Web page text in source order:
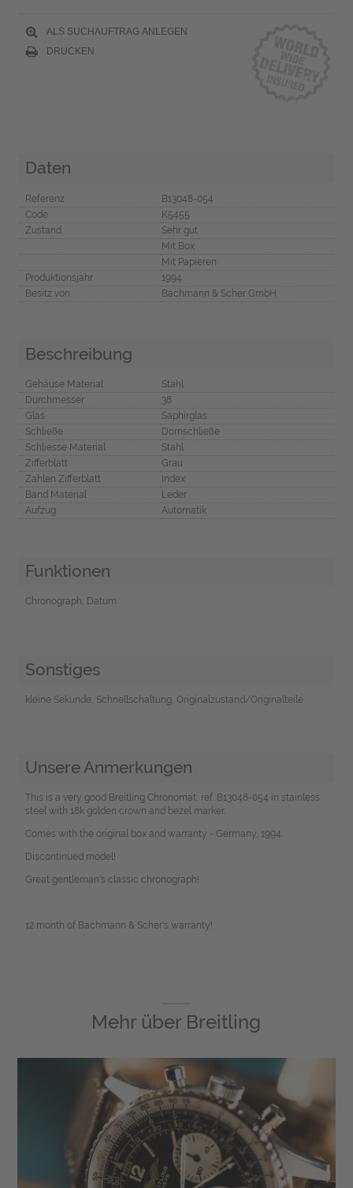
ALS SUCHAUFTRAG ANLEGEN
DRUCKEN
Daten
Referenz
B13048-054
Code
K5455
Zustand
Sehr gut
Mit Box
Mit Papieren
Produktionsjahr
1994
Besitz von
Bachmann & Scher GmbH
Beschreibung
Gehäuse Material
Stahl
Durchmesser
38
Glas
Saphirglas
Schließe
Dornschließe
Schliesse Material
Stahl
Zifferblatt
Grau
Zahlen Zifferblatt
Index
Band Material
Leder
Aufzug
Automatik
Funktionen
Chronograph, Datum
Sonstiges
kleine Sekunde, Schnellschaltung, Originalzustand/Originalteile
Unsere Anmerkungen
This is a very good Breitling Chronomat, ref. B13048-054 in stainless
steel with 18k golden crown and bezel marker.
Comes with the original box and warranty - Germany, 1994.
Discontinued model!
Great gentleman's classic chronograph!
12 month of Bachmann & Scher's warranty!
Mehr über Breitling